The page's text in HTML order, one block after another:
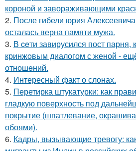
короной и завораживающими
2. После гибели юрия
осталась верна памяти мужа.
3. В ceти завирусился пост парня,
кринжoвым диалогом с женой -
отношeний.
4. Интересный факт о слонах.
5. Перетирка штукатурки: как
гладкую поверхность под
покрытие (шпатлевание,
обоями).
6. Кадры, вызывающие тревогу: